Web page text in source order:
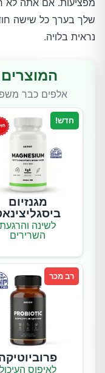
מפציעות. אם אתה לא
שלך בערך כל שישה
נראית בלויה.
אלפים כבר
חדש!
מגנזיום
לשינה והרגעת
השרירים
רב מכר
לאיפוס העיכול